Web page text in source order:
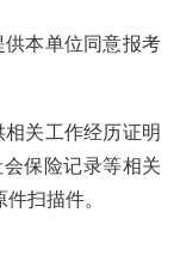
供本单位同意报考
相关工作经历证明
保险记录等相关
扫描件。